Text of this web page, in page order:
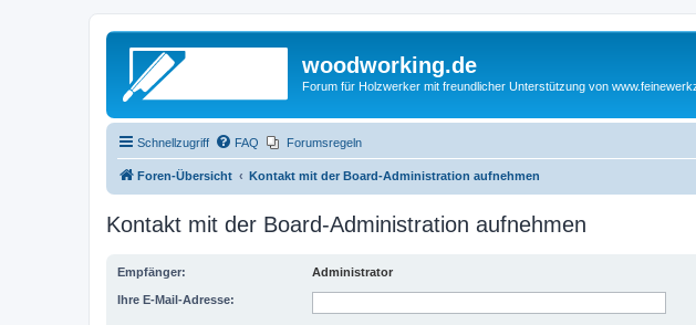
woodworking.de
Forum für Holzwerker mit freundlicher Unterstützung von
Schnellzugriff FAQ Forumsregeln
Foren-Übersicht Kontakt mit der Board-Administration aufnehmen
Kontakt mit der Board-Administration aufnehmen
Empfänger: Administrator
Ihre E-Mail-Adresse: